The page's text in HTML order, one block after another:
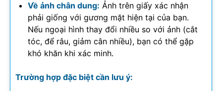
Về ảnh chân dung: Ảnh trên giấy xác nhận
phải giống với gương mặt hiện tại của bạn.
Nếu ngoại hình thay đổi nhiều so với ảnh (cắt
tóc, để râu, giảm cân nhiều), bạn có thể gặp
khó khăn khi xác minh.
Trường hợp đặc biệt cần lưu ý: